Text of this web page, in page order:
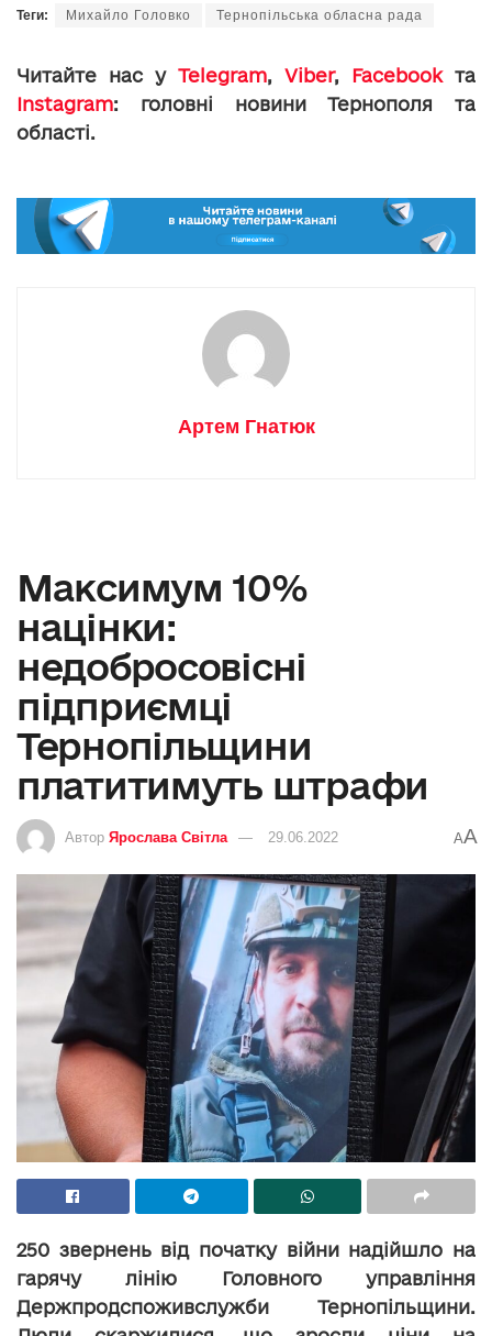
Теги: Михайло Головко Тернопільська обласна рада
Читайте нас у Telegram, Viber, Facebookта
Instagram: головні новини Тернополя та
області.
Артем Гнатюк
Максимум 10%
націнки:
недобросовісні
підприємці
Тернопільщини
платитимуть штрафи
Автор Ярослава Світла 29.06.2022 AA
250 звернень від початку війни надійшло на
гарячу лінію Головного управління
Держпродспоживслужби Тернопільщини.